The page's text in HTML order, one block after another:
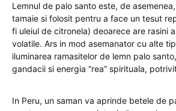
Lemnul de palo santo este, de
tamaie si folosit pentru a face un tesut
fi uleiul de citronela) deoarece are rasini
volatile. Ars in mod asemanator cu alte
iluminarea ramasitelor de lemn palo
gandacii si energia “rea” spirituala,
In Peru, un saman va aprinde betele de